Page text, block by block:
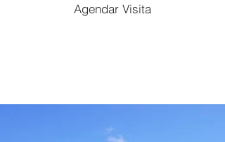
Agendar Visita